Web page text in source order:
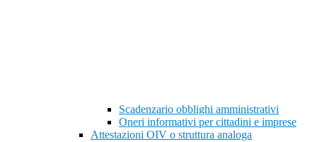
Scadenzario obblighi amministrativi
Oneri informativi per cittadini e imprese
Attestazioni OIV o struttura analoga